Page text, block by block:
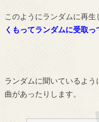
このようにランダムに再
くもってランダムに受取っ
ランダムに聞いているよ
曲があったりします。